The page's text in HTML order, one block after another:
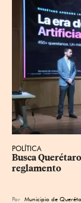
POLÍTICA
Busca
reglamento
Por Municipio de